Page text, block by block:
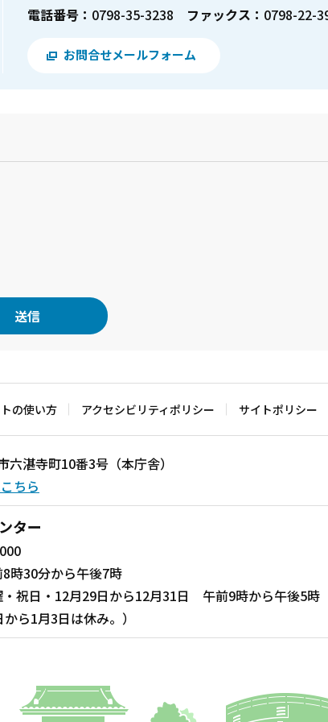
電話番号： 0798-35-3238 ファックス： 0798-22-
お問合せメールフォーム
の使い方 アクセシビリティポリシー サイトポリシー
湛寺町10番3号（本庁舎）
ちら
ター
30分から午後7時
・祝日・12月29日から12月31日 午前9時から午後5時
ら1月3日は休み。）